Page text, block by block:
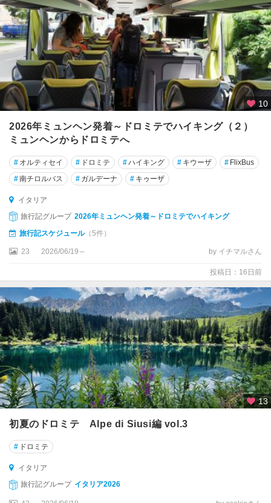
ェ
ー
ノ
ッ
シ
ジ
ブ
ル
ッ
ツ
ォ
州
ア
マ
ル
ア
ル
タ
ム
ラ
ア
ル
バ
ア
ッ
ツ
10
2026年ミュンヘン発着～ドロミテでハイキング（２）
ミュンヘンからドロミテへ
# オルティセイ # ドロミテ #ハイキング # キウーザ # FlixBus
#南チロルバス # ガルデーナ # キゥーザ
イタリア
旅行記グループ 2026年ミュンヘン発着～ドロミテでハイキング
旅行記スケジュール（5件）
23 2026/06/19～ by イチマルさん
投稿日：16日前
13
初夏のドロミテ Alpe di Siusi編 vol.3
# ドロミテ
イタリア
旅行記グループ イタリア2026